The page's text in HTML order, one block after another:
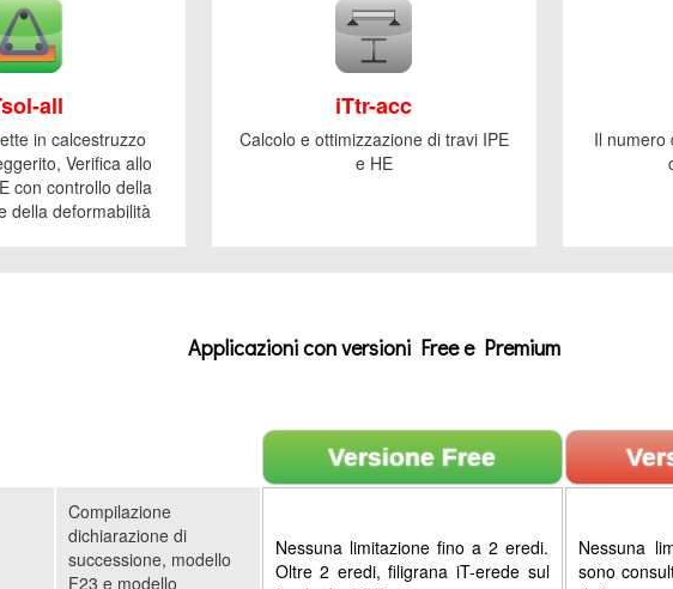
all
in calcestruzzo
Verifica allo
con controllo della
della deformabilità
iTtr-acc
Calcolo e ottimizzazione di travi IPE
e HE
Il numero
Applicazioni con versioni Free e Premium
Versione Free
Compilazione
dichiarazione di
successione, modello
F23 e modello
Nessuna limitazione fino a 2 eredi.
Oltre 2 eredi, filigrana iT-erede sul
Nessuna
sono